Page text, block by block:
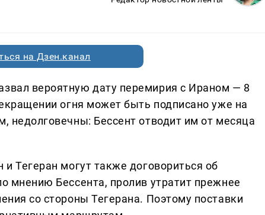
на Дзен.канал
вероятную дату перемирия с Ираном — 8
огня может быть подписано уже на
недолговечны: Бессент отводит им от месяца
Тегеран могут также договориться об
мнению Бессента, пролив утратит прежнее
со стороны Тегерана. Поэтому поставки